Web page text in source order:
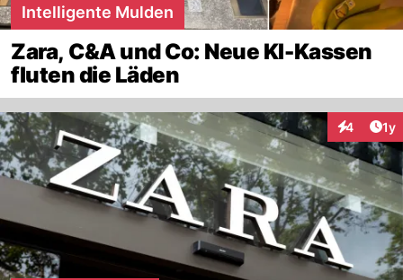
Intelligente Mulden
Zara, C&A und Co: Neue KI-Kassen
fluten die Läden
4 1y